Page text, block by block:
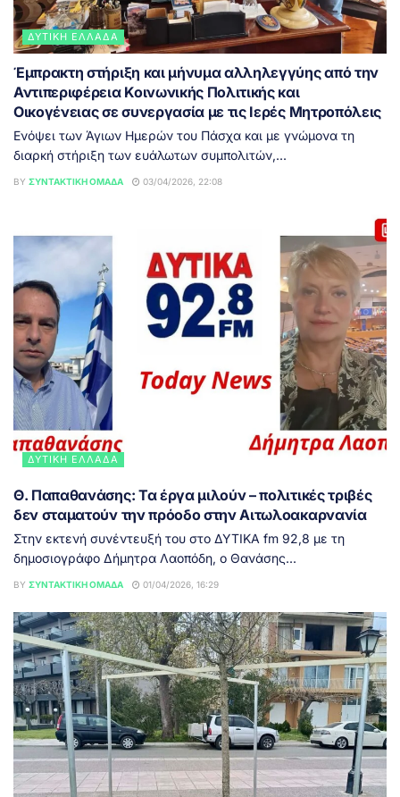
ΔΥΤΙΚΉ ΕΛΛΆΔΑ
Έμπρακτη στήριξη και μήνυμα αλληλεγγύης από την
Αντιπεριφέρεια Κοινωνικής Πολιτικής και
Οικογένειας σε συνεργασία με τις Ιερές Μητροπόλεις
Ενόψει των Άγιων Ημερών του Πάσχα και με γνώμονα τη
διαρκή στήριξη των ευάλωτων συμπολιτών,...
BY ΣΥΝΤΑΚΤΙΚΉ ΟΜΆΔΑ 03/04/2026, 22:08
ΔΥΤΙΚΉ ΕΛΛΆΔΑ
Θ. Παπαθανάσης: Τα έργα μιλούν – πολιτικές τριβές
δεν σταματούν την πρόοδο στην Αιτωλοακαρνανία
Στην εκτενή συνέντευξή του στο ΔΥΤΙΚΑ fm 92,8 με τη
δημοσιογράφο Δήμητρα Λαοπόδη, ο Θανάσης...
BY ΣΥΝΤΑΚΤΙΚΉ ΟΜΆΔΑ 01/04/2026, 16:29